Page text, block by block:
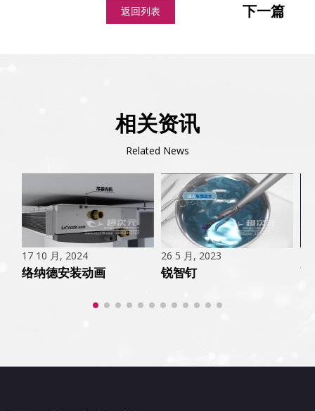
返回列表 下一篇
相关资讯
Related News
17 10 月, 2024
络纳德安装动画
26 5 月, 2023
锐智钉 高